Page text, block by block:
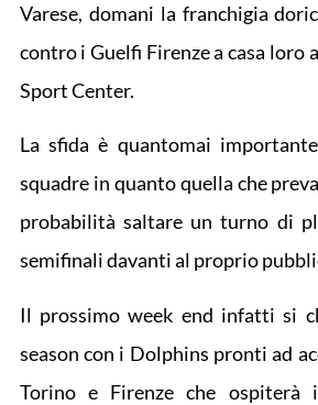
Varese, domani la franchigia
contro i Guelfi Firenze a casa loro
Sport Center.
La sfida è quantomai
squadre in quanto quella che
probabilità saltare un turno di
semifinali davanti al proprio
Il prossimo week end infatti si
season con i Dolphins pronti ad
Torino e Firenze che ospiterà